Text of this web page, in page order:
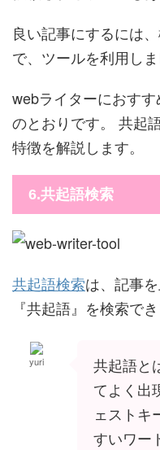
良い記事にするには
で、ツールを利用しま
webライターにおす
のとおりです。 共起
特徴を解説します。
6.共起語検索
共起語検索は、記事
『共起語』を検索で
yuri
共起語と
てよく出
ェストキ
すいワー